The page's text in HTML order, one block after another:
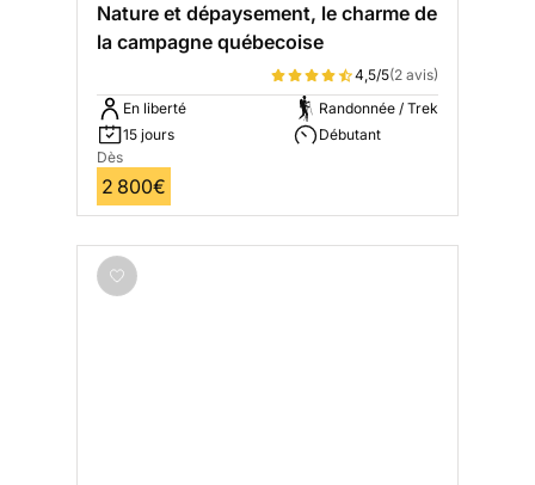
Nature et dépaysement, le charme de
la campagne québecoise
4,5/5(2 avis)
En liberté
15 jours
Randonnée / Trek
Débutant
Dès
2 800€